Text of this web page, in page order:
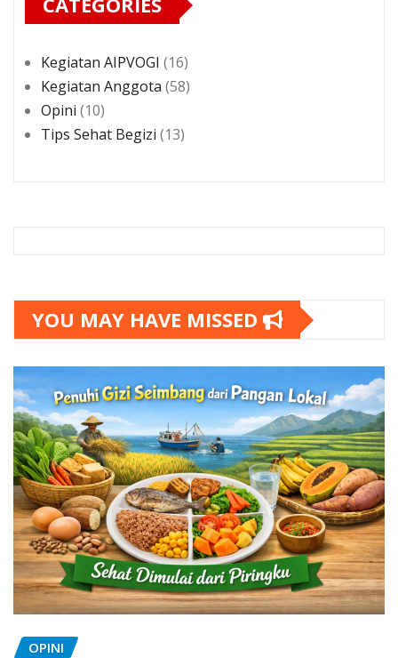
Kegiatan AIPVOGI (16)
Kegiatan Anggota (58)
Opini (10)
Tips Sehat Begizi (13)
YOU MAY HAVE MISSED
OPINI